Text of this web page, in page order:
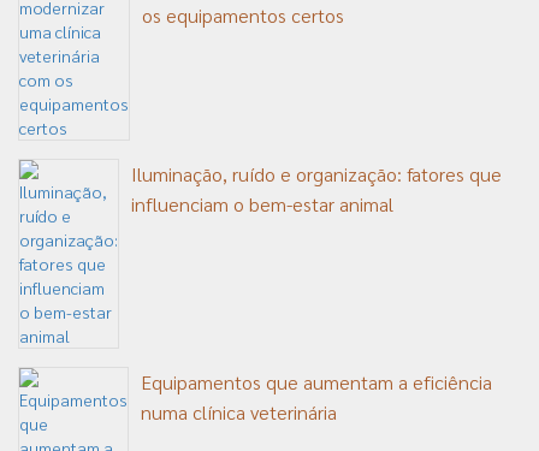
os equipamentos certos
Iluminação, ruído e organização: fatores que
influenciam o bem-estar animal
Equipamentos que aumentam a eficiência
numa clínica veterinária